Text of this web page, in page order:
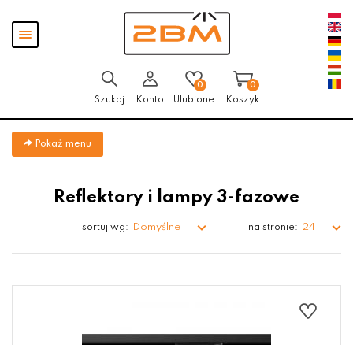
Pokaż
menu
Szukaj Konto
0
Ulubione
0
Koszyk
Pokaż menu
Reflektory i lampy 3-fazowe
sortuj wg: Domyślne na stronie: 24